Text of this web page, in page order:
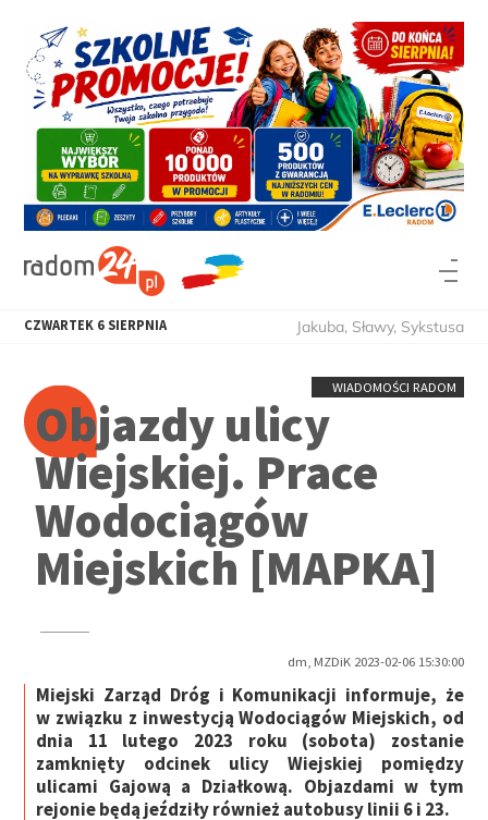
CZWARTEK 6 SIERPNIA Jakuba, Sławy, Sykstusa
WIADOMOŚCI RADOM
Objazdy ulicy
Wiejskiej. Prace
Wodociągów
Miejskich [MAPKA]
dm, MZDiK 2023-02-06 15:30:00
Miejski Zarząd Dróg i Komunikacji informuje, że
w związku z inwestycją Wodociągów Miejskich, od
dnia 11 lutego 2023 roku (sobota) zostanie
zamknięty odcinek ulicy Wiejskiej pomiędzy
ulicami Gajową a Działkową. Objazdami w tym
rejonie będą jeździły również autobusy linii 6 i 23.